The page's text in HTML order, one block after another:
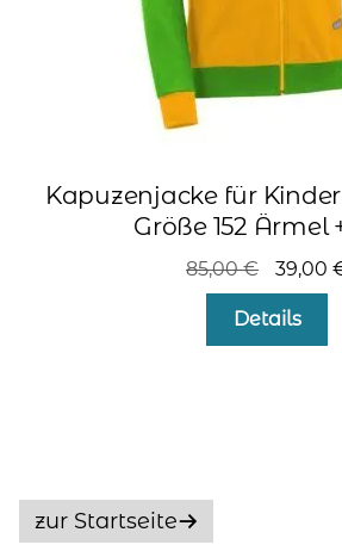
Kapuzenjacke für
Größe 152 Ärmel
85,00€
Preis
war:
85,00 €
39,00
Details
zur Startseite